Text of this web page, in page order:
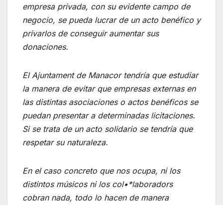
empresa privada, con su evidente campo de
negocio, se pueda lucrar de un acto benéfico y
privarlos de conseguir aumentar sus
donaciones.
El Ajuntament de Manacor tendría que estudiar
la manera de evitar que empresas externas en
las distintas asociaciones o actos benéficos se
puedan presentar a determinadas licitaciones.
Si se trata de un acto solidario se tendría que
respetar su naturaleza.
En el caso concreto que nos ocupa, ni los
distintos músicos ni los col•*laboradors
cobran nada, todo lo hacen de manera